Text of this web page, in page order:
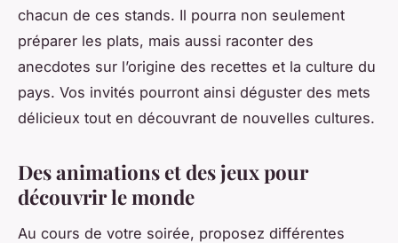
chacun de ces stands. Il pourra non seulement
préparer les plats, mais aussi raconter des
anecdotes sur l’origine des recettes et la culture du
pays. Vos invités pourront ainsi déguster des mets
délicieux tout en découvrant de nouvelles cultures.
Des animations et des jeux pour
découvrir le monde
Au cours de votre soirée, proposez différentes